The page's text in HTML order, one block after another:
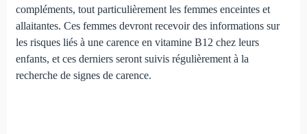
compléments, tout particulièrement les femmes enceintes et
allaitantes. Ces femmes devront recevoir des infor­mations sur
les risques liés à une carence en vitamine B12 chez leurs
enfants, et ces derniers seront suivis régulièrement à la
recherche de signes de carence.